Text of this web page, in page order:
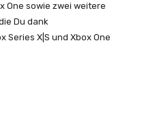
One sowie zwei weitere
Du dank
X|S und Xbox One